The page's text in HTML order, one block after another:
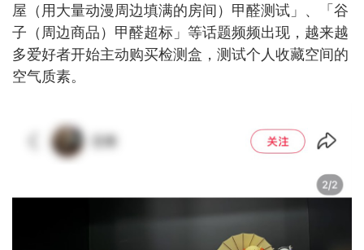
屋（用大量动漫周边填满的房间）甲醛测试」、「谷
子（周边商品）甲醛超标」等话题频频出现，越来越
多爱好者开始主动购买检测盒，测试个人收藏空间的
空气质素。